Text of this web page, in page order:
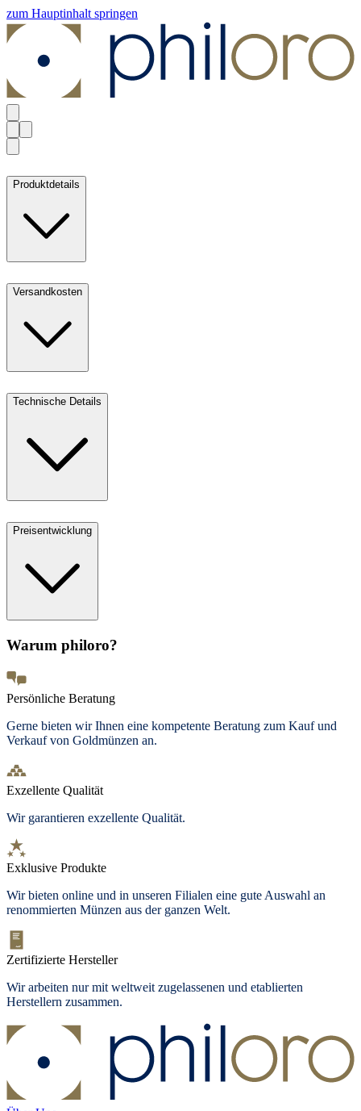
zum Hauptinhalt springen
Produktdetails
Versandkosten
Technische Details
Preisentwicklung
Warum philoro?
Persönliche Beratung
Gerne bieten wir Ihnen eine kompetente Beratung zum Kauf und
Verkauf von Goldmünzen an.
Exzellente Qualität
Wir garantieren exzellente Qualität.
Exklusive Produkte
Wir bieten online und in unseren Filialen eine gute Auswahl an
renommierten Münzen aus der ganzen Welt.
Zertifizierte Hersteller
Wir arbeiten nur mit weltweit zugelassenen und etablierten
Herstellern zusammen.